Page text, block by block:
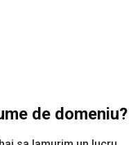
de domeniu?